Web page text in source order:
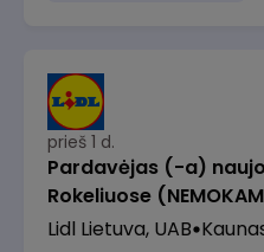
prieš 1 d.
Pardavėjas (-a)
Rokeliuose
Lidl Lietuva, UAB